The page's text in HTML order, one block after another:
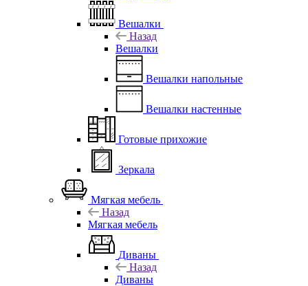
Вешалки
Назад
Вешалки
Вешалки напольные
Вешалки настенные
Готовые прихожие
Зеркала
Мягкая мебель
Назад
Мягкая мебель
Диваны
Назад
Диваны